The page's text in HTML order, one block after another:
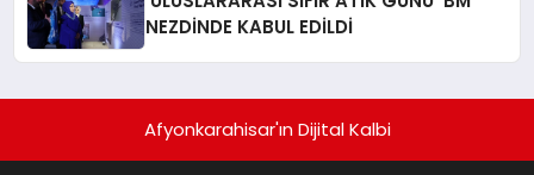
NEZDİNDE KABUL EDİLDİ
Afyonkarahisar'ın Dijital Kalbi